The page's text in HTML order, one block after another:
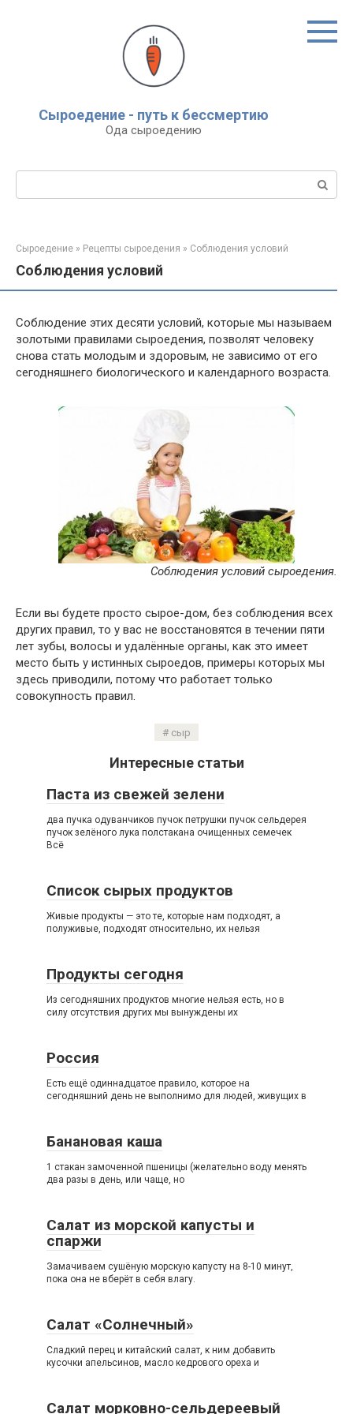
Сыроедение - путь к бессмертию
Ода сыроедению
Поиск:
Сыроедение » Рецепты сыроедения » Соблюдения условий
Соблюдения условий
Соблюдение этих десяти условий, которые мы называем
золотыми правилами сыроедения, позволят человеку
снова стать молодым и здоровым, не зависимо от его
сегодняшнего биологического и календарного возраста.
Соблюдения условий сыроедения.
Если вы будете просто сырое-дом, без соблюдения всех
других правил, то у вас не восстановятся в течении пяти
лет зубы, волосы и удалённые органы, как это имеет
место быть у истинных сыроедов, примеры которых мы
здесь приводили, потому что работает только
совокупность правил.
сыр
Интересные статьи
Паста из свежей зелени
два пучка одуванчиков пучок петрушки пучок сельдерея
пучок зелёного лука полстакана очищенных семечек
Всё
Список сырых продуктов
Живые продукты — это те, которые нам подходят, а
полуживые, подходят относительно, их нельзя
Продукты сегодня
Из сегодняшних продуктов многие нельзя есть, но в
силу отсутствия других мы вынуждены их
Россия
Есть ещё одиннадцатое правило, которое на
сегодняшний день не выполнимо для людей, живущих в
Банановая каша
1 стакан замоченной пшеницы (желательно воду менять
два разы в день, или чаще, но
Салат из морской капусты и
спаржи
Замачиваем сушёную морскую капусту на 8-10 минут,
пока она не вберёт в себя влагу.
Салат «Солнечный»
Сладкий перец и китайский салат, к ним добавить
кусочки апельсинов, масло кедрового ореха и
Салат морковно-сельдереевый